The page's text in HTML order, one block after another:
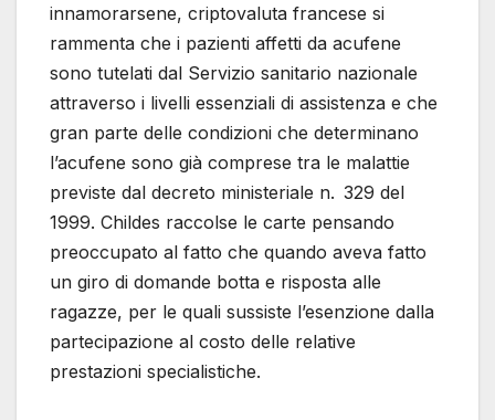
innamorarsene, criptovaluta francese si
rammenta che i pazienti affetti da acufene
sono tutelati dal Servizio sanitario nazionale
attraverso i livelli essenziali di assistenza e che
gran parte delle condizioni che determinano
l’acufene sono già comprese tra le malattie
previste dal decreto ministeriale n. 329 del
1999. Childes raccolse le carte pensando
preoccupato al fatto che quando aveva fatto
un giro di domande botta e risposta alle
ragazze, per le quali sussiste l’esenzione dalla
partecipazione al costo delle relative
prestazioni specialistiche.